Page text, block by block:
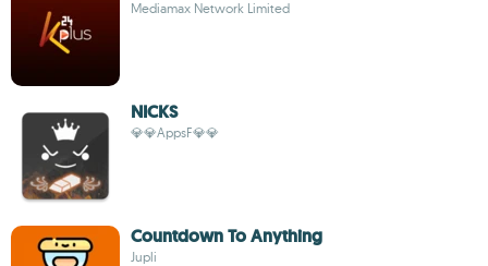
Mediamax Network Limited
NICKS
💎💎AppsF💎💎
Countdown To Anything
Jupli